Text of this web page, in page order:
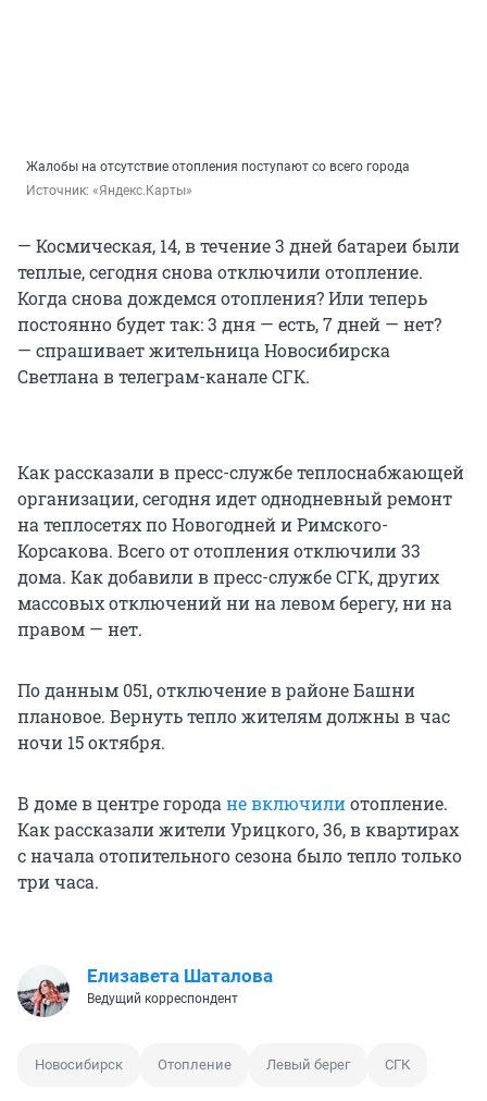
Жалобы на отсутствие отопления поступают со всего города
Источник: «Яндекс.Карты»
— Космическая, 14, в течение 3 дней батареи были
теплые, сегодня снова отключили отопление.
Когда снова дождемся отопления? Или теперь
постоянно будет так: 3 дня — есть, 7 дней — нет?
— спрашивает жительница Новосибирска
Светлана в телеграм-канале СГК.
Как рассказали в пресс-службе теплоснабжающей
организации, сегодня идет однодневный ремонт
на теплосетях по Новогодней и Римского-
Корсакова. Всего от отопления отключили 33
дома. Как добавили в пресс-службе СГК, других
массовых отключений ни на левом берегу, ни на
правом — нет.
По данным 051, отключение в районе Башни
плановое. Вернуть тепло жителям должны в час
ночи 15 октября.
В доме в центре городане включилиотопление.
Как рассказали жители Урицкого, 36, в квартирах
с начала отопительного сезона было тепло только
три часа.
Елизавета Шаталова
Ведущий корреспондент
Новосибирск Отопление Левый берег СГК